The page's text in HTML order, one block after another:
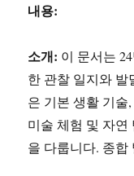
내용:
소개: 이 문서는
한 관찰 일지와
은 기본 생활 기술
미술 체험 및 자연
을 다룹니다. 종합